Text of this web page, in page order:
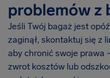
problemów z
Jeśli Twój bagaż jest
zaginął, skontaktuj się z
aby chronić swoje prawa
zwrot kosztów lub